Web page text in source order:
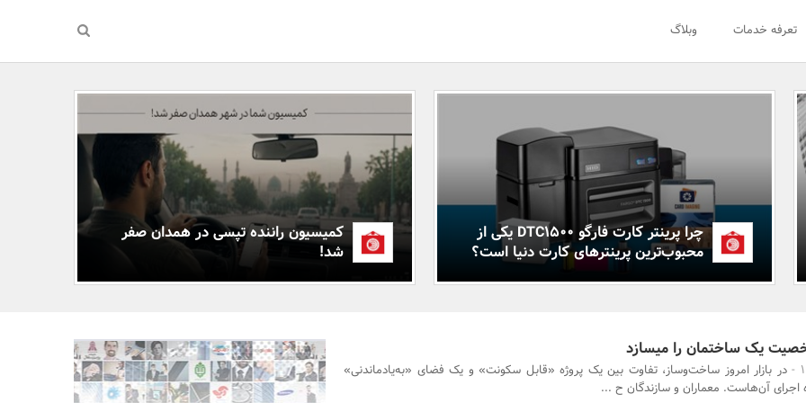
تعرفه خدمات وبلاگ
چرا پرینتر کارت فارگو DTC1500 یکی از
محبوب‌ترین پرینترهای کارت دنیا است؟
کمیسیون راننده تپسی در همدان صفر
شد!
یک ساختمان را میسازد
در بازار امروز ساخت‌وساز، تفاوت بین یک پروژه «قابل سکونت» و یک فضای «به‌یادماندنی»
اجرای آن‌هاست. معماران و سازندگان ح ...